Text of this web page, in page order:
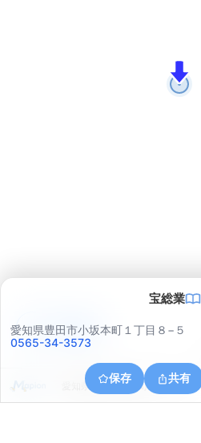
宝総業
愛知県豊田市小坂本町１丁目８−５
0565-34-3573
保存 共有
愛知県豊田市喜多町６丁目１
アプリで見る